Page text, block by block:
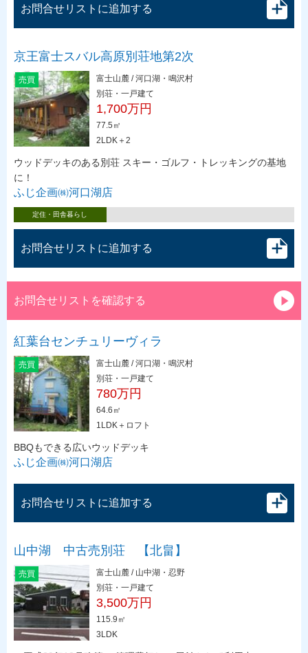
お問合せリストに追加する
京王富士スバル高原別荘地第2次
売買
富士山麓 / 河口湖・鳴沢村
別荘・一戸建て
1,700万円
77.5㎡
2LDK＋2
ウッドデッキのある別荘 スキー・ゴルフ・トレッキングの基地
に！
ふじ企画㈱河口湖店
定住・田舎暮らし
お問合せリストに追加する
お問合せリストを確認する
紅葉台センチュリーヴィラ
売買
富士山麓 / 河口湖・鳴沢村
別荘・一戸建て
780万円
64.6㎡
1LDK＋ロフト
BBQもできる広いウッドデッキ
ふじ企画㈱河口湖店
お問合せリストに追加する
山中湖 中古売別荘 【北畠】
売買
富士山麓 / 山中湖・忍野
別荘・一戸建て
3,500万円
115.9㎡
3LDK